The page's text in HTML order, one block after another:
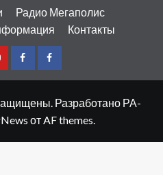
Радио Мегаполис
Контакты
FB1 FB2
Разработано РА-
от AF themes.